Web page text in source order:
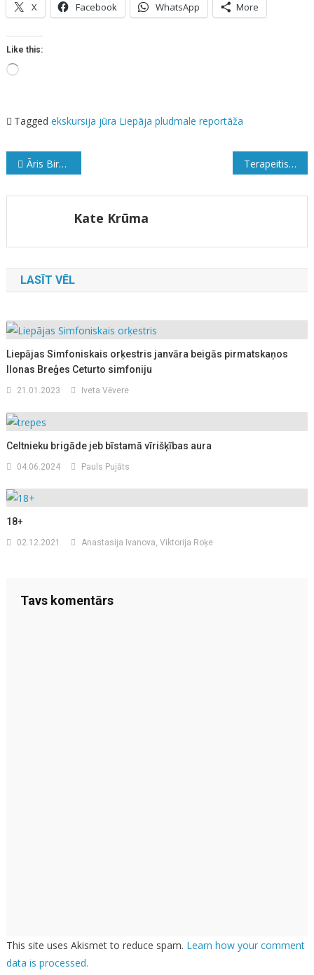
X Facebook WhatsApp More
Like this:
Loading…
Tagged ekskursija jūra Liepāja pludmale reportāža
Ziņu
Āris Birze iedrošinās līdz galam uzrakstīt savu grāmatu Terapeitiskās rakstīšanas metodes
Kate Krūma
LASĪT VĒL
Liepājas Simfoniskais orķestris janvāra beigās pirmatskaņos
Ilonas Breģes Ceturto simfoniju
21.01.2023 Iveta Vēvere
Celtnieku brigāde jeb bīstamā vīrišķības aura
04.06.2024 Pauls Pujāts
18+
02.12.2021 Anastasija Ivanova, Viktorija Roķe
Tavs komentārs
This site uses Akismet to reduce spam. Learn how your comment
data is processed.